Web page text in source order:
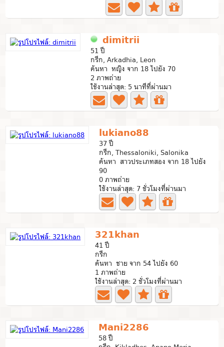
dimitrii
51 ปี
กรีก, Arkadhia, Leon
ค้นหา หญิง จาก 18 ไปยัง 70
2 ภาพถ่าย
ใช้งานล่าสุด: 5 นาทีที่ผ่านมา
lukiano88
37 ปี
กรีก, Thessaloniki, Salonika
ค้นหา สาวประเภทสอง จาก 18 ไปยัง
90
0 ภาพถ่าย
ใช้งานล่าสุด: 7 ชั่วโมงที่ผ่านมา
321khan
41 ปี
กรีก
ค้นหา ชาย จาก 54 ไปยัง 60
1 ภาพถ่าย
ใช้งานล่าสุด: 2 ชั่วโมงที่ผ่านมา
Mani2286
58 ปี